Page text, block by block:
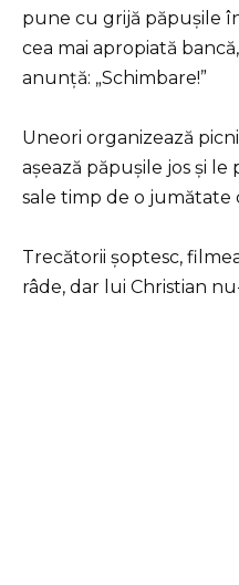
pune cu grijă păpușile
cea mai apropiată
anunță: „Schimbare!”
Uneori organizează
așează păpușile jos și
sale timp de o jumătate
Trecătorii șoptesc,
râde, dar lui Christian